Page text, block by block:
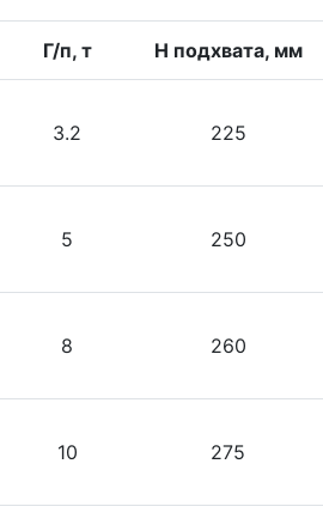
Г/п, т Н подхвата, мм
3.2 225
5 250
8 260
10 275